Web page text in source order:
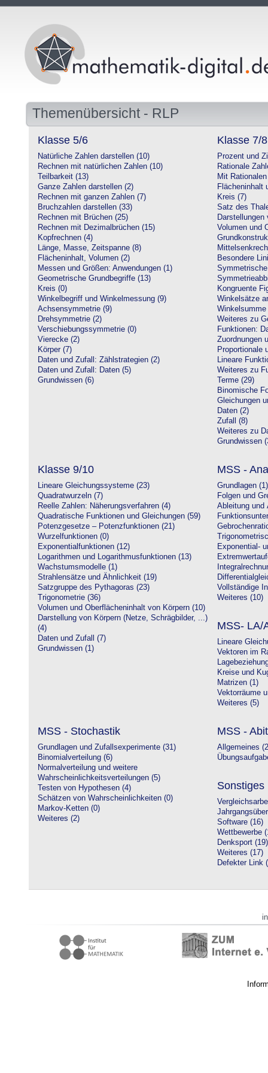
Themenübersicht - RLP
Klasse 5/6
Natürliche Zahlen darstellen (10)
Rechnen mit natürlichen Zahlen (10)
Teilbarkeit (13)
Ganze Zahlen darstellen (2)
Rechnen mit ganzen Zahlen (7)
Bruchzahlen darstellen (33)
Rechnen mit Brüchen (25)
Rechnen mit Dezimalbrüchen (15)
Kopfrechnen (4)
Länge, Masse, Zeitspanne (8)
Flächeninhalt, Volumen (2)
Messen und Größen: Anwendungen (1)
Geometrische Grundbegriffe (13)
Kreis (0)
Winkelbegriff und Winkelmessung (9)
Achsensymmetrie (9)
Drehsymmetrie (2)
Verschiebungssymmetrie (0)
Vierecke (2)
Körper (7)
Daten und Zufall: Zählstrategien (2)
Daten und Zufall: Daten (5)
Grundwissen (6)
Klasse 7/8
Prozent und
Rationale
Mit
Flächeninhalt
Kreis (7)
Satz des
Darstellungen
Volumen und
Besondere
Kongruente
Winkelsätze
Weiteres zu
Funktionen:
Zuordnungen
Proportionale
Lineare
Weiteres zu
Terme (29)
Binomische
Gleichungen
Daten (2)
Zufall (8)
Weiteres zu
Grundwissen
Klasse 9/10
Lineare Gleichungssysteme (23)
Quadratwurzeln (7)
Reelle Zahlen: Näherungsverfahren (4)
Quadratische Funktionen und Gleichungen (59)
Potenzgesetze – Potenzfunktionen (21)
Wurzelfunktionen (0)
Exponentialfunktionen (12)
Logarithmen und Logarithmusfunktionen (13)
Wachstumsmodelle (1)
Strahlensätze und Ähnlichkeit (19)
Satzgruppe des Pythagoras (23)
Trigonometrie (36)
Volumen und Oberflächeninhalt von Körpern (10)
Darstellung von Körpern (Netze, Schrägbilder, ...)
(4)
Daten und Zufall (7)
Grundwissen (1)
MSS -
Grundlagen (1)
Folgen und
Ableitung und
Exponential-
Vollständige
Weiteres (10)
MSS- LA/
Lineare
Vektoren im
Kreise und
Matrizen (1)
Vektorräume
Weiteres (5)
MSS - Stochastik
Grundlagen und Zufallsexperimente (31)
Binomialverteilung (6)
Normalverteilung und weitere
Wahrscheinlichkeitsverteilungen (5)
Testen von Hypothesen (4)
Schätzen von Wahrscheinlichkeiten (0)
Markov-Ketten (0)
Weiteres (2)
MSS -
Allgemeines
Sonstiges
Software (16)
Wettbewerbe
Denksport (19)
Weiteres (17)
Defekter Link